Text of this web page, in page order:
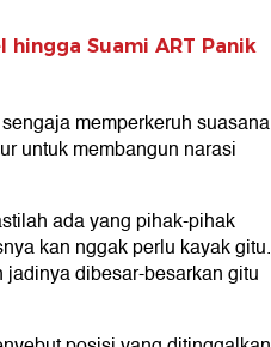
hingga Suami ART Panik
memperkeruh suasana
untuk membangun narasi
ada yang pihak-pihak
kan nggak perlu kayak gitu.
dibesar-besarkan gitu